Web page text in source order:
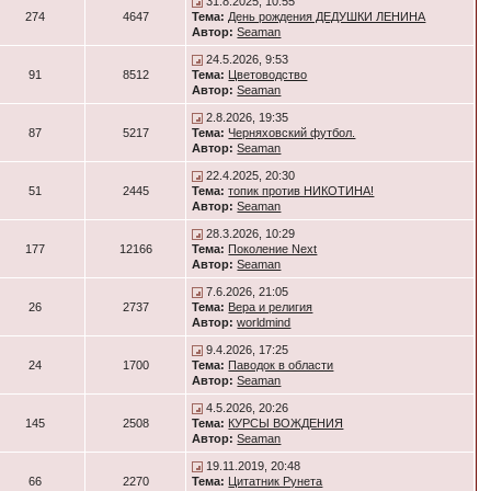
274 4647
Тема: День рождения ДЕДУШКИ ЛЕНИНА
Автор: Seaman
91 8512
24.5.2026, 9:53
Тема: Цветоводство
Автор: Seaman
87 5217
2.8.2026, 19:35
Тема: Черняховский футбол.
Автор: Seaman
51 2445
22.4.2025, 20:30
Тема: топик против НИКОТИНА!
Автор: Seaman
177 12166
28.3.2026, 10:29
Тема: Поколение Next
Автор: Seaman
26 2737
7.6.2026, 21:05
Тема: Вера и религия
Автор: worldmind
24 1700
9.4.2026, 17:25
Тема: Паводок в области
Автор: Seaman
145 2508
4.5.2026, 20:26
Тема: КУРСЫ ВОЖДЕНИЯ
Автор: Seaman
66 2270
19.11.2019, 20:48
Тема: Цитатник Рунета